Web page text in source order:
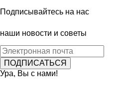
Подписывайтесь на нас
наши новости и советы
Ура, Вы с нами!